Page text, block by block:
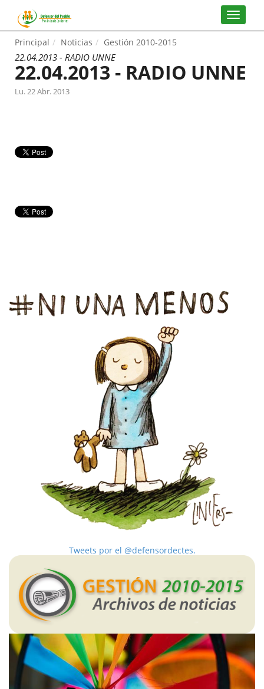
Principal Noticias Gestión 2010-2015
22.04.2013 - RADIO UNNE
22.04.2013 - RADIO UNNE
Lu. 22 Abr. 2013
Tweets por el @defensordectes.